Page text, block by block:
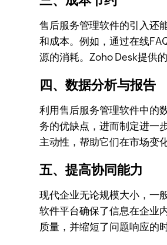
售后服务管理软件的引入还
和成本。例如，通过在线
源的消耗。Zoho Desk提供
四、数据分析与报告
利用售后服务管理软件中的
务的优缺点，进而制定进一
主动性，帮助它们在市场变
五、提高协同能力
现代企业无论规模大小，一
软件平台确保了信息在企业
质量，并缩短了问题响应的